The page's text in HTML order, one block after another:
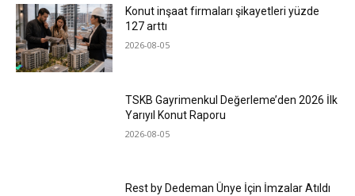
Konut inşaat firmaları şikayetleri yüzde
127 arttı
2026-08-05
TSKB Gayrimenkul Değerleme’den 2026 İlk
Yarıyıl Konut Raporu
2026-08-05
Rest by Dedeman Ünye İçin İmzalar Atıldı